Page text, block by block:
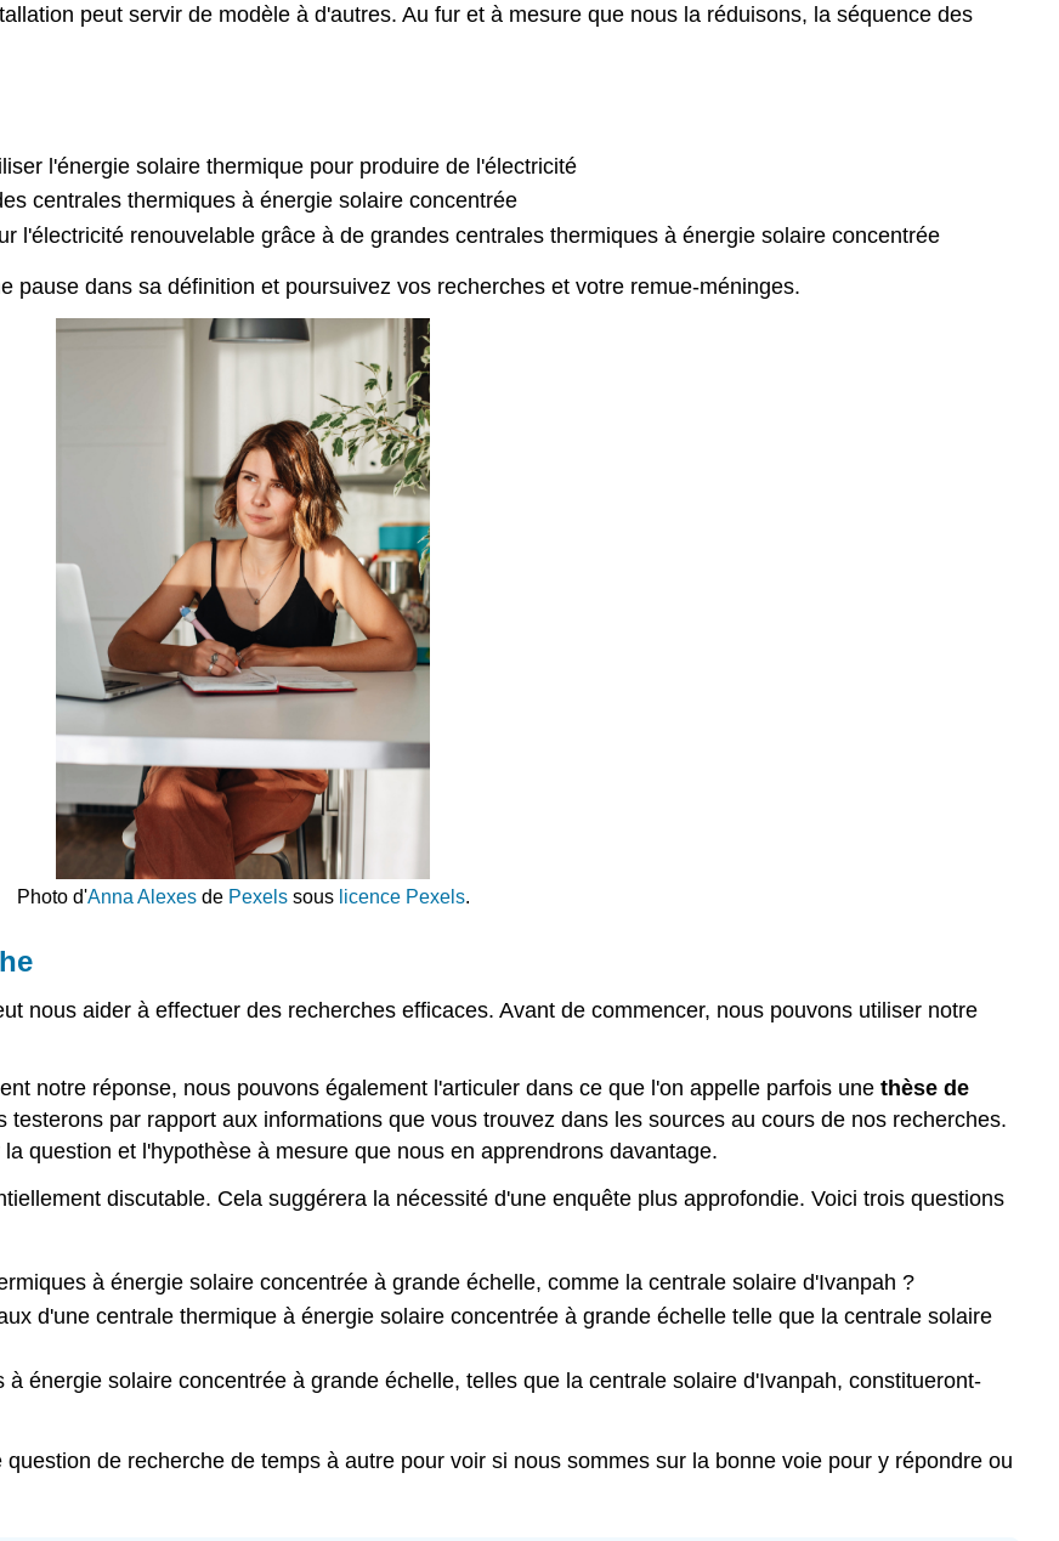
peut servir de modèle à d'autres. Au fur et à mesure que nous la réduisons, la séquence des
l'énergie solaire thermique pour produire de l'électricité
centrales thermiques à énergie solaire concentrée
l'électricité renouvelable grâce à de grandes centrales thermiques à énergie solaire concentrée
pause dans sa définition et poursuivez vos recherches et votre remue-méninges.
Photo d'Anna Alexesde Pexelssous licence Pexels.
nous aider à effectuer des recherches efficaces. Avant de commencer, nous pouvons utiliser notre
notre réponse, nous pouvons également l'articuler dans ce que l'on appelle parfois une thèse de
par rapport aux informations que vous trouvez dans les sources au cours de nos recherches.
question et l'hypothèse à mesure que nous en apprendrons davantage.
discutable. Cela suggérera la nécessité d'une enquête plus approfondie. Voici trois questions
à énergie solaire concentrée à grande échelle, comme la centrale solaire d'Ivanpah ?
d'une centrale thermique à énergie solaire concentrée à grande échelle telle que la centrale solaire
énergie solaire concentrée à grande échelle, telles que la centrale solaire d'Ivanpah, constitueront-
de recherche de temps à autre pour voir si nous sommes sur la bonne voie pour y répondre ou